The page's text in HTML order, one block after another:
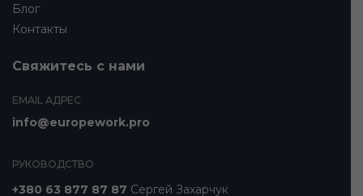
Блог
Контакты
Свяжитесь с нами
EMAIL АДРЕС
info@europework.pro
РУКОВОДСТВО
+380 63 877 87 87 Сергей Захарчук